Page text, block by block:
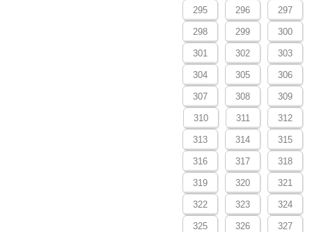
295 296 297
298 299 300
301 302 303
304 305 306
307 308 309
310 311 312
313 314 315
316 317 318
319 320 321
322 323 324
325 326 327